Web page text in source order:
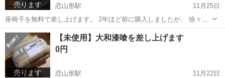
売ります 恋山形駅
11月25日
座椅子を無料で差し上げます。 2年ほど前に購入しましたが、 徐々に
使用する機会が減り、1年ほどは自宅の荷物置き場に置いていました。
染み抜きしましたが、座面に薄く汚れがまばらに残っております。 気
になさらない...
鳥取 八頭郡 恋山形駅 椅子 無料
売ります
【未使用】大和漆喰を差し上げます
0円
恋山形駅
11月22日